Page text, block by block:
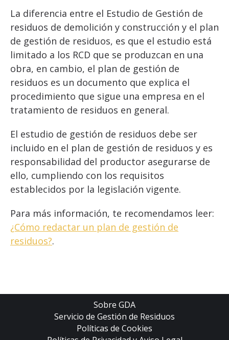
La diferencia entre el Estudio de Gestión de
residuos de demolición y construcción y el plan
de gestión de residuos, es que el estudio está
limitado a los RCD que se produzcan en una
obra, en cambio, el plan de gestión de
residuos es un documento que explica el
procedimiento que sigue una empresa en el
tratamiento de residuos en general.
El estudio de gestión de residuos debe ser
incluido en el plan de gestión de residuos y es
responsabilidad del productor asegurarse de
ello, cumpliendo con los requisitos
establecidos por la legislación vigente.
Para más información, te recomendamos leer:
¿Cómo redactar un plan de gestión de
residuos?.
Sobre GDA
Servicio de Gestión de Residuos
Políticas de Cookies